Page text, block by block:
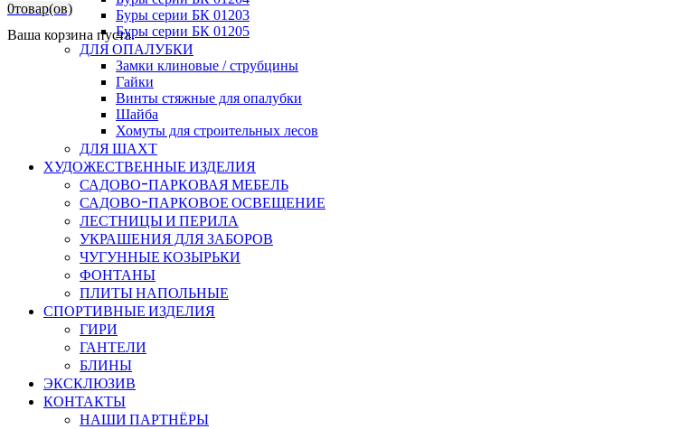
0товар(ов)
Ваша корзина пуста.
Буры серии БК 01203
Буры серии БК 01205
ДЛЯ ОПАЛУБКИ
Замки клиновые / струбцины
Гайки
Винты стяжные для опалубки
Шайба
Хомуты для строительных лесов
ДЛЯ ШАХТ
ХУДОЖЕСТВЕННЫЕ ИЗДЕЛИЯ
САДОВО-ПАРКОВАЯ МЕБЕЛЬ
САДОВО-ПАРКОВОЕ ОСВЕЩЕНИЕ
ЛЕСТНИЦЫ И ПЕРИЛА
УКРАШЕНИЯ ДЛЯ ЗАБОРОВ
ЧУГУННЫЕ КОЗЫРЬКИ
ФОНТАНЫ
ПЛИТЫ НАПОЛЬНЫЕ
СПОРТИВНЫЕ ИЗДЕЛИЯ
ГИРИ
ГАНТЕЛИ
БЛИНЫ
ЭКСКЛЮЗИВ
КОНТАКТЫ
НАШИ ПАРТНЁРЫ